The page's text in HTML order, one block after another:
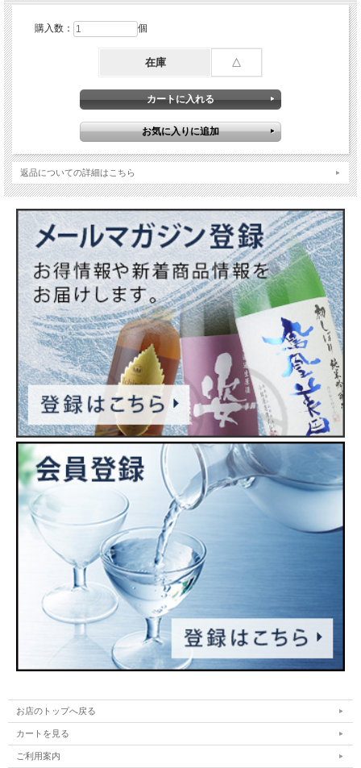
何事も挑んでみなければわからない。この酒はそのことを改めて教えてくれた酒。
生きている限り挑戦し続ける者たちへ。その旅路では、時には下を向くこともある
・分類…リキュール
・原材料…本格芋焼酎（国内製造）、食物繊維
・アルコール度数…40度
購入数： 個
在庫 △
返品についての詳細はこちら
お店のトップへ戻る
カートを見る
ご利用案内